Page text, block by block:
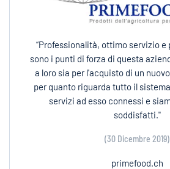
“Professionalità, ottimo servizio
sono i punti di forza di questa
a loro sia per l'acquisto di un
per quanto riguarda tutto il
servizi ad esso connessi e
soddisfatti."
(30 Dicembre 2019)
primefood.ch